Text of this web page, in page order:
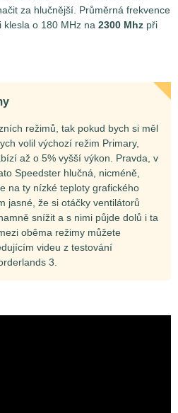
za hlučnější. Průměrná frekvence
o 180 MHz na 2300 Mhz při
režimů, tak pokud bych si měl
volil výchozí režim Primary,
až o 5% vyšší výkon. Pravda, v
Speedster hlučná, nicméně,
na ty nízké teploty grafického
jasné, že si otáčky ventilátorů
snížit a s nimi půjde dolů i ta
oběma režimy můžete
videu z testování
3.